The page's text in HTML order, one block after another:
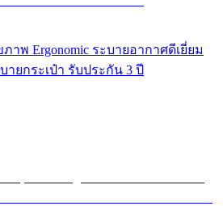
าพ Ergonomic ระบายอากาศดีเยี่ยม
ยกระเป๋า รับประกัน 3 ปี